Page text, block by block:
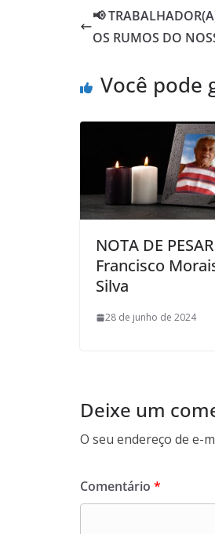
📢
OS RUMOS DO
Você pode
NOTA DE
Francisco
Silva
28 de junho de 2024
Deixe um
O seu endereço de e-
Comentário *